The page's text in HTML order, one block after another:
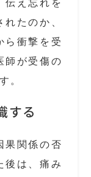
伝え忘れを
たのか、
ら衝撃を受
師が受傷の
。
する
果関係の否
後は、痛み